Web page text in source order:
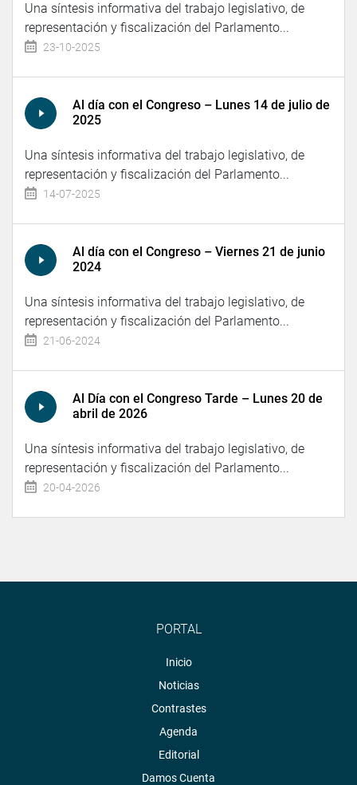
Una síntesis informativa del trabajo legislativo, de
representación y fiscalización del Parlamento...
23-10-2025
Al día con el Congreso – Lunes 14 de julio de
2025
Una síntesis informativa del trabajo legislativo, de
representación y fiscalización del Parlamento...
14-07-2025
Al día con el Congreso – Viernes 21 de junio
2024
Una síntesis informativa del trabajo legislativo, de
representación y fiscalización del Parlamento...
21-06-2024
Al Día con el Congreso Tarde – Lunes 20 de
abril de 2026
Una síntesis informativa del trabajo legislativo, de
representación y fiscalización del Parlamento...
20-04-2026
PORTAL
Inicio
Noticias
Contrastes
Agenda
Editorial
Damos Cuenta